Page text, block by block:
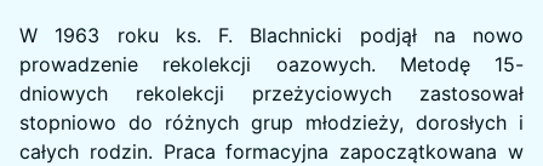
W 1963 roku ks. F. Blachnicki podjął na nowo
prowadzenie rekolekcji oazowych. Metodę 15-
dniowych rekolekcji przeżyciowych zastosował
stopniowo do różnych grup młodzieży, dorosłych i
całych rodzin. Praca formacyjna zapoczątkowana w